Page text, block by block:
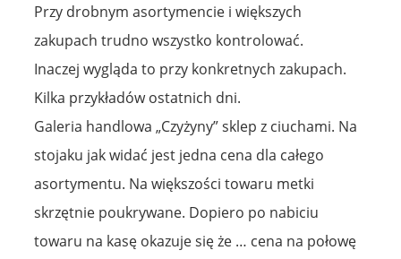
Przy drobnym asortymencie i większych
zakupach trudno wszystko kontrolować.
Inaczej wygląda to przy konkretnych zakupach.
Kilka przykładów ostatnich dni.
Galeria handlowa „Czyżyny” sklep z ciuchami. Na
stojaku jak widać jest jedna cena dla całego
asortymentu. Na większości towaru metki
skrzętnie poukrywane. Dopiero po nabiciu
towaru na kasę okazuje się że … cena na połowę